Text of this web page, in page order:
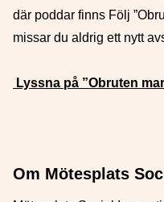
där poddar finns Följ
missar du aldrig ett nytt
Lyssna på ”Obruten
Om Mötesplats